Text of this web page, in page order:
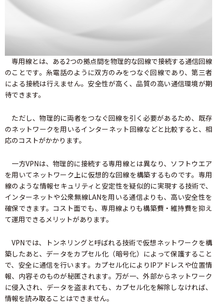
専用線とは、ある2つの拠点間を物理的な回線で接続する通信回線
のことです。糸電話のように双方のみをつなぐ回線であり、第三者
による接続は行えません。安全性が高く、品質の高い通信環境が期
待できます。
ただし、物理的に両者をつなぐ回線を引く必要があるため、既存
のネットワークを用いるインターネット回線などと比較すると、相
応のコストがかかります。
一方VPNは、物理的に接続する専用線とは異なり、ソフトウエア
を用いてネットワーク上に仮想的な回線を構築するものです。専用
線のような情報セキュリティと安定性を疑似的に実現する技術で、
インターネットや公衆無線LANを用いる通信よりも、高い安全性を
確保できます。コスト面でも、専用線よりも構築費・維持費を抑え
て運用できるメリットがあります。
VPNでは、トンネリングと呼ばれる技術で仮想ネットワークを構
築したあと、データをカプセル化（暗号化）によって保護すること
で、安全に通信を行います。カプセル化によりIPアドレスや位置情
報、内容そのものが秘匿されます。万が一、外部からネットワーク
に侵入され、データを盗まれても、カプセル化を解除しなければ、
情報を読み取ることはできません。